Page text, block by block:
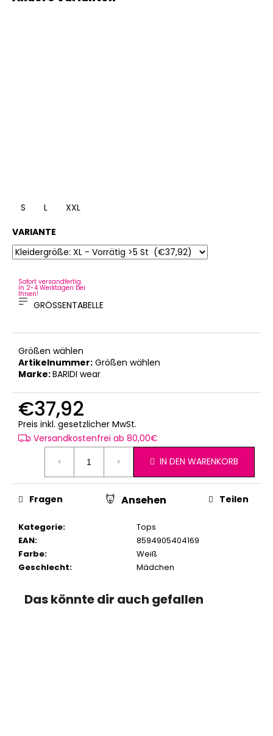
S L
XXL
VARIANTE
Sofort versandfertig.
In 2-4 Werktagen bei
Ihnen!
GRÖSSENTABELLE
Größen wählen
Artikelnummer: Größen wählen
Marke:BARIDI wear
€37,92
Preis inkl. gesetzlicher MwSt.
Versandkostenfrei ab 80,00€
IN DEN WARENKORB
Kategorie:
Tops
EAN:
8594905404169
Farbe:
Weiß
Geschlecht: Mädchen
Fragen Ansehen Teilen
Das könnte dir auch gefallen